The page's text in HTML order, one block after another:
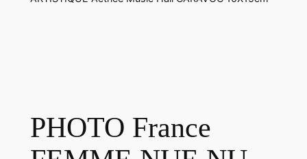
PHOTO France